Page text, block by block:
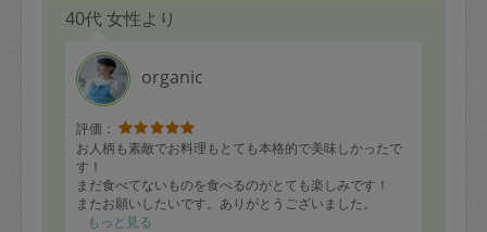
40代 女性より
organic
評価：
お人柄も素敵でお料理もとても本格的で美味しかったで
す！
まだ食べてないものを食べるのがとても楽しみです！
またお願いしたいです。ありがとうございました。
もっと見る